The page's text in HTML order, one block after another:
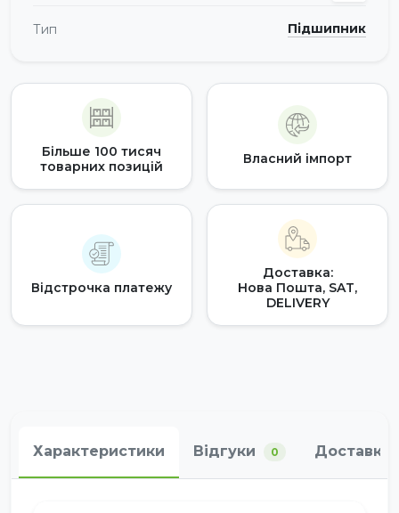
Тип Підшипник
Більше 100 тисяч
товарних позицій
Власний імпорт
Відстрочка платежу
Доставка:
Нова Пошта, SAT,
DELIVERY
Характеристики Відгуки 0 Доставка